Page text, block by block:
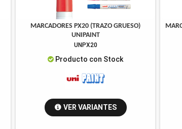
MARCADORES PX20 (TRAZO GRUESO)
UNIPAINT
UNPX20
Producto con Stock
VER VARIANTES